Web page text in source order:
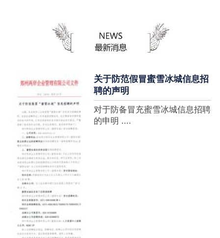
家，买多少送多少”的横幅，这
个自1997年开始营业的街边奶
茶店正逐渐展露它的锋芒。不过
关于防范假冒蜜雪冰城信息招
聘的声明
对于防备冒充蜜雪冰城信息招聘
的申明 ....